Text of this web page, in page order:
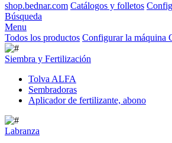
shop.bednar.com Catálogos y folletos
Búsqueda
Menu
Todos los productos Configurar la máquina
Siembra y Fertilización
Tolva ALFA
Sembradoras
Aplicador de fertilizante, abono
Labranza